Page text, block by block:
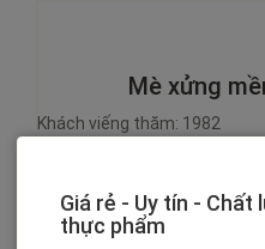
Mè xửng
Khách viếng thăm: 1982
Giá rẻ - Uy tín - Chất
thực phẩm